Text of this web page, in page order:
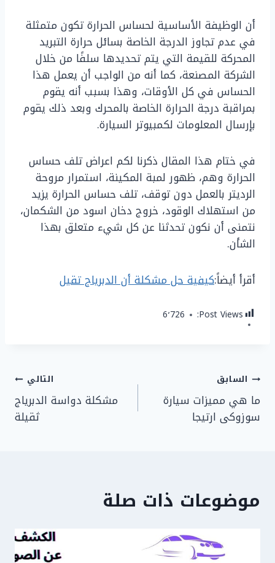
أن الوظيفة الأساسية لحساس الحرارة تكون متمثلة
في عدم تجاوز الدرجة الخاصة بسائل حرارة التبريد
المحركة للقيمة التي يتم تحديدها سلفًا من خلال
الشركة المصنعة، كما أنه من الواجب أن يعمل هذا
الحساس في كل الأوقات، وهذا بسبب أنه يقوم
بمراقبة درجة الحرارة الخاصة بالمحرك وبعد ذلك يقوم
بإرسال المعلومات لكمبيوتر السيارة.
في ختام هذا المقال ذكرنا لكم اعراض تلف حساس
الحرارة وهم، ظهور لمبة المكينة، استمرار مروحة
الرديتر بالعمل دون توقف، تلف حساس الحرارة يزيد
من استهلاك الوقود، خروج دخان اسود من الشكمان،
نتمنى أن نكون تحدثنا عن كل شيء متعلق بهذا
الشأن.
أقرأ أيضاً:كيفية حل مشكلة أن الدبرياج تقيل
Post Views: 6٬726
تصفّح
المقالات
السابق
ما هي مميزات سيارة
سوزوكى ارتيجا
التالي
مشكلة دواسة الدبرياج
ثقيلة
موضوعات ذات صلة